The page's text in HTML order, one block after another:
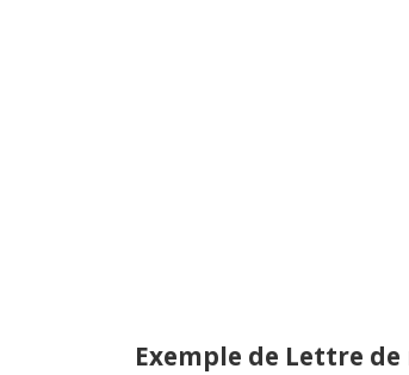
Exemple de Lettre